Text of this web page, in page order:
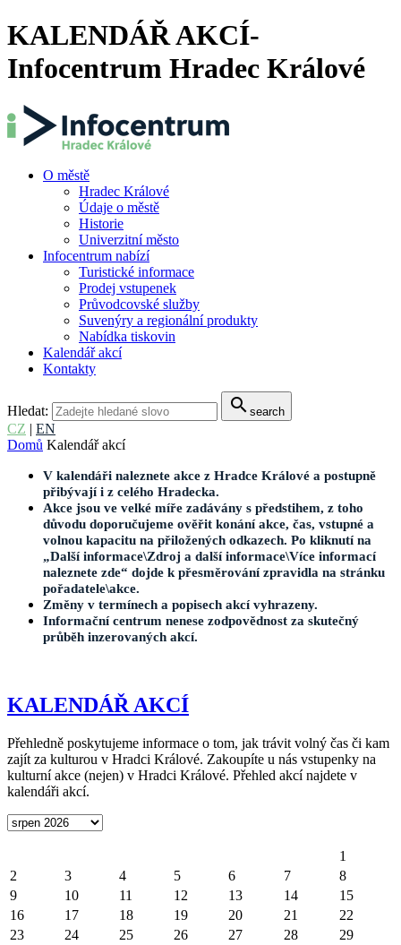
KALENDÁŘ AKCÍ-
Infocentrum Hradec Králové
O městě
Hradec Králové
Údaje o městě
Historie
Univerzitní město
Infocentrum nabízí
Turistické informace
Prodej vstupenek
Průvodcovské služby
Suvenýry a regionální produkty
Nabídka tiskovin
Kalendář akcí
Kontakty
Hledat: search search
CZ | EN
Domů Kalendář akcí
V kalendáři naleznete akce z Hradce Králové a postupně
přibývají i z celého Hradecka.
Akce jsou ve velké míře zadávány s předstihem, z toho
důvodu doporučujeme ověřit konání akce, čas, vstupné a
volnou kapacitu na přiložených odkazech. Po kliknutí na
„Další informace\Zdroj a další informace\Více informací
naleznete zde“ dojde k přesměrování zpravidla na stránku
pořadatele\akce.
Změny v termínech a popisech akcí vyhrazeny.
Informační centrum nenese zodpovědnost za skutečný
průběh inzerovaných akcí.
KALENDÁŘ AKCÍ
Přehledně poskytujeme informace o tom, jak trávit volný čas či kam
zajít za kulturou v Hradci Králové. Zakoupíte u nás vstupenky na
kulturní akce (nejen) v Hradci Králové. Přehled akcí najdete v
kalendáři akcí.
1
2
3 4 5 6 7
8
9
10 11 12 13 14
15
16
17 18 19 20 21
22
23
24 25 26 27 28
29